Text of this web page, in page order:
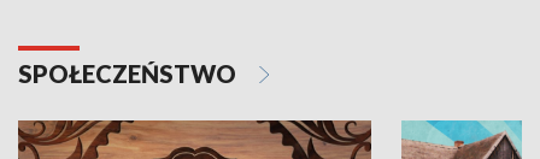
SPOŁECZEŃSTWO